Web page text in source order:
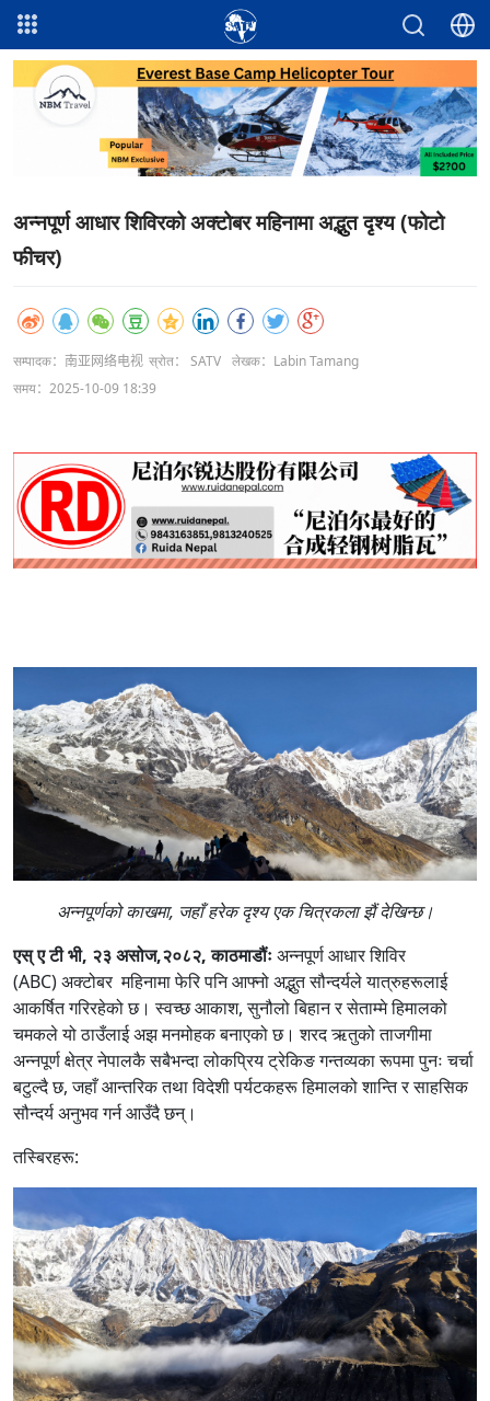
अन्नपूर्ण आधार शिविरको अक्टोबर महिनामा अद्भुत दृश्य (फोटो
फीचर)
सम्पादक：南亚网络电视 स्रोत： SATV लेखक：Labin Tamang
समय：2025-10-09 18:39
अन्नपूर्णको काखमा, जहाँ हरेक दृश्य एक चित्रकला झैं देखिन्छ।
एस् ए टी भी, २३ असोज,२०८२, काठमाडौंःअन्नपूर्ण आधार शिविर
(ABC) अक्टोबर महिनामा फेरि पनि आफ्नो अद्भुत सौन्दर्यले यात्रुहरूलाई
आकर्षित गरिरहेको छ। स्वच्छ आकाश, सुनौलो बिहान र सेताम्मे हिमालको
चमकले यो ठाउँलाई अझ मनमोहक बनाएको छ। शरद ऋतुको ताजगीमा
अन्नपूर्ण क्षेत्र नेपालकै सबैभन्दा लोकप्रिय ट्रेकिङ गन्तव्यका रूपमा पुनः चर्चा
बटुल्दै छ, जहाँ आन्तरिक तथा विदेशी पर्यटकहरू हिमालको शान्ति र साहसिक
सौन्दर्य अनुभव गर्न आउँदै छन्।
तस्बिरहरू: